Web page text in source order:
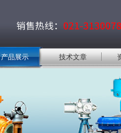
产品展示 技术文章